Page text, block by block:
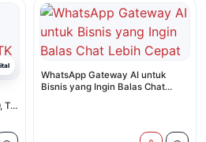
TK
WhatsApp Gateway AI untuk
Bisnis yang Ingin Balas Chat